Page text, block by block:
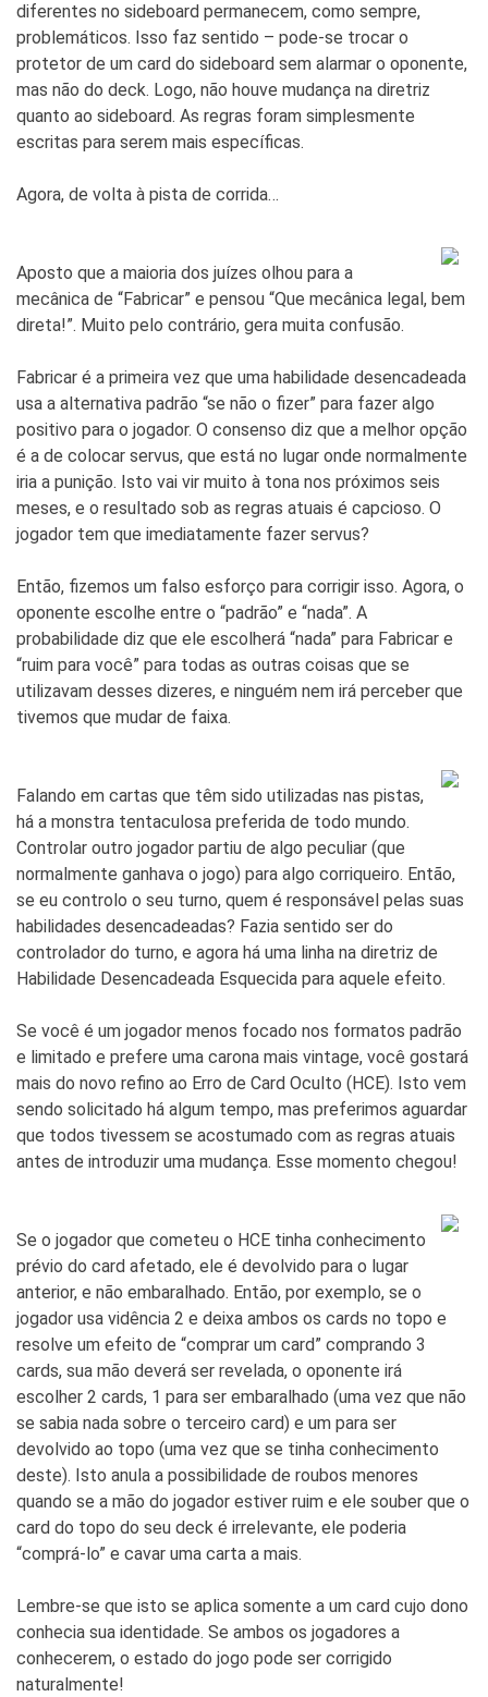
diferentes no sideboard permanecem, como sempre,
problemáticos. Isso faz sentido – pode-se trocar o
protetor de um card do sideboard sem alarmar o oponente,
mas não do deck. Logo, não houve mudança na diretriz
quanto ao sideboard. As regras foram simplesmente
escritas para serem mais específicas.
Agora, de volta à pista de corrida…
Aposto que a maioria dos juízes olhou para a
mecânica de “Fabricar” e pensou “Que mecânica legal, bem
direta!”. Muito pelo contrário, gera muita confusão.
Fabricar é a primeira vez que uma habilidade desencadeada
usa a alternativa padrão “se não o fizer” para fazer algo
positivo para o jogador. O consenso diz que a melhor opção
é a de colocar servus, que está no lugar onde normalmente
iria a punição. Isto vai vir muito à tona nos próximos seis
meses, e o resultado sob as regras atuais é capcioso. O
jogador tem que imediatamente fazer servus?
Então, fizemos um falso esforço para corrigir isso. Agora, o
oponente escolhe entre o “padrão” e “nada”. A
probabilidade diz que ele escolherá “nada” para Fabricar e
“ruim para você” para todas as outras coisas que se
utilizavam desses dizeres, e ninguém nem irá perceber que
tivemos que mudar de faixa.
Falando em cartas que têm sido utilizadas nas pistas,
há a monstra tentaculosa preferida de todo mundo.
Controlar outro jogador partiu de algo peculiar (que
normalmente ganhava o jogo) para algo corriqueiro. Então,
se eu controlo o seu turno, quem é responsável pelas suas
habilidades desencadeadas? Fazia sentido ser do
controlador do turno, e agora há uma linha na diretriz de
Habilidade Desencadeada Esquecida para aquele efeito.
Se você é um jogador menos focado nos formatos padrão
e limitado e prefere uma carona mais vintage, você gostará
mais do novo refino ao Erro de Card Oculto (HCE). Isto vem
sendo solicitado há algum tempo, mas preferimos aguardar
que todos tivessem se acostumado com as regras atuais
antes de introduzir uma mudança. Esse momento chegou!
Se o jogador que cometeu o HCE tinha conhecimento
prévio do card afetado, ele é devolvido para o lugar
anterior, e não embaralhado. Então, por exemplo, se o
jogador usa vidência 2 e deixa ambos os cards no topo e
resolve um efeito de “comprar um card” comprando 3
cards, sua mão deverá ser revelada, o oponente irá
escolher 2 cards, 1 para ser embaralhado (uma vez que não
se sabia nada sobre o terceiro card) e um para ser
devolvido ao topo (uma vez que se tinha conhecimento
deste). Isto anula a possibilidade de roubos menores
quando se a mão do jogador estiver ruim e ele souber que o
card do topo do seu deck é irrelevante, ele poderia
“comprá-lo” e cavar uma carta a mais.
Lembre-se que isto se aplica somente a um card cujo dono
conhecia sua identidade. Se ambos os jogadores a
conhecerem, o estado do jogo pode ser corrigido
naturalmente!